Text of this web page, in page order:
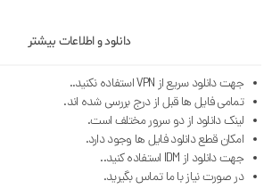
دانلود و اطلاعات بیشتر
جهت دانلود سریع از VPN استفاده نکنید..
تمامی فایل ها قبل از درج بررسی شده اند.
لینک دانلود از دو سرور مختلف است.
امکان قطع دانلود فایل ها وجود دارد.
جهت دانلود از IDM استفاده کنید..
در صورت نیاز با ما تماس بگیرید.